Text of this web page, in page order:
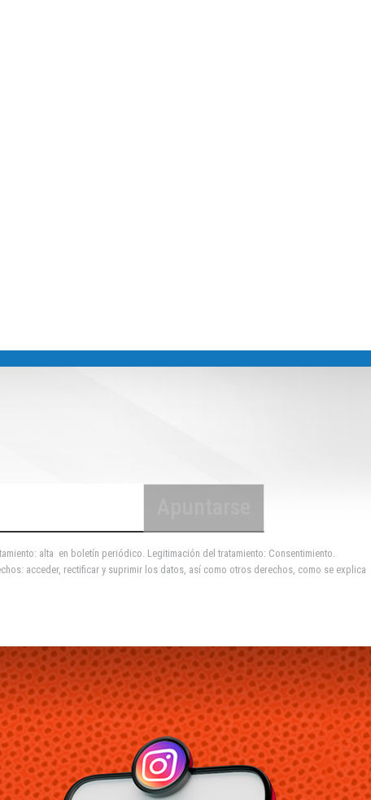
alta en boletín periódico. Legitimación del tratamiento: Consentimiento.
acceder, rectificar y suprimir los datos, así como otros derechos, como se explica